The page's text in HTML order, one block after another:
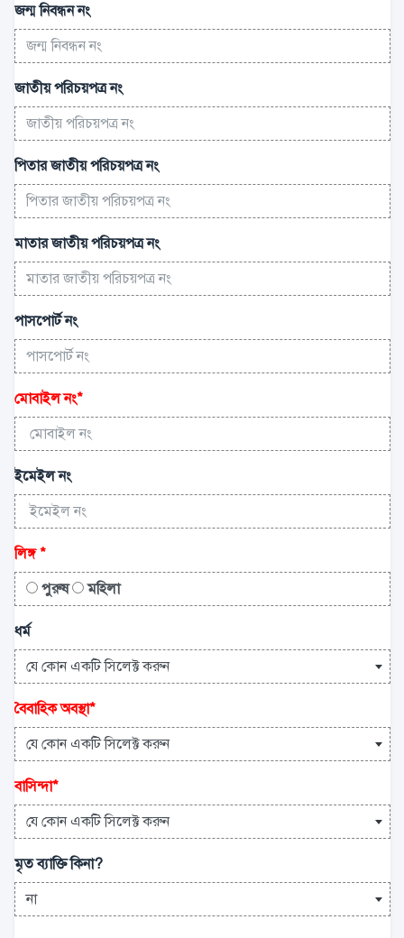
জন্ম নিবন্ধন নং
জাতীয় পরিচয়পত্র নং
পিতার জাতীয় পরিচয়পত্র নং
মাতার জাতীয় পরিচয়পত্র নং
পাসপোর্ট নং
মোবাইল নং*
ইমেইল নং
লিঙ্গ*
পুরুষ
মহিলা
ধর্ম
যে কোন একটি সিলেক্ট করুন
বৈবাহিক অবস্থা*
যে কোন একটি সিলেক্ট করুন
বাসিন্দা*
যে কোন একটি সিলেক্ট করুন
মৃত ব্যাক্তি কিনা?
না